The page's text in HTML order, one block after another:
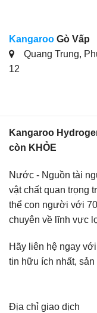
Kangaroo Gò Vấp
Quang Trung,
12
Kangaroo
còn KHỎE
Nước - Nguồn tài
vật chất quan trọng
thể con người với
chuyên về lĩnh vực
Hãy liên hệ ngay
tin hữu ích nhất,
Địa chỉ giao dịch